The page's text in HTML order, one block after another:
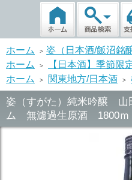
ホーム > 姿（日本酒/飯沼銘
ホーム
>
【日本酒】季節限
ホーム
> 関東地方/日本酒 >
姿（すがた）純米吟醸
ム 無濾過生原酒 1800ｍ